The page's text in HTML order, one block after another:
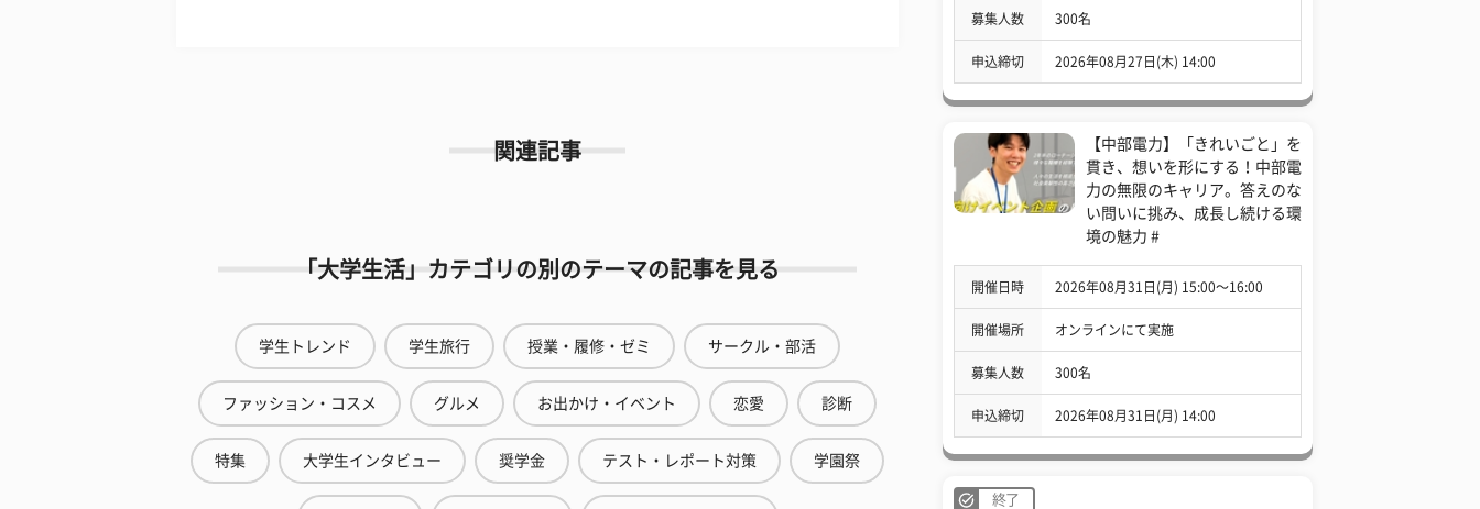
関連記事
「大学生活」カテゴリの別のテーマの記事を見る
学生トレンド 学生旅行 授業・履修・ゼミ サークル・部活
ファッション・コスメ グルメ お出かけ・イベント 恋愛 診断
特集 大学生インタビュー 奨学金 テスト・レポート対策 学園祭
募集人数 300名
申込締切 2026年08月27日(木) 14:00
【中部電力】「きれいごと」を
貫き、想いを形にする！中部電
力の無限のキャリア。答えのな
い問いに挑み、成長し続ける環
境の魅力 #
開催日時 2026年08月31日(月) 15:00〜16:00
開催場所 オンラインにて実施
募集人数 300名
申込締切 2026年08月31日(月) 14:00
終了